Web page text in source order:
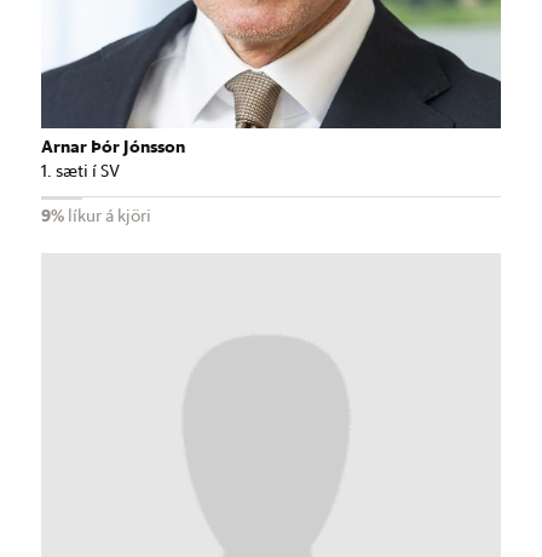
Arnar Þór Jónsson
1. sæti í SV
9% líkur á kjöri